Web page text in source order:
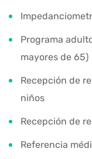
Programa
mayores de 65)
Recepción de
niños
Recepción de
Referencia